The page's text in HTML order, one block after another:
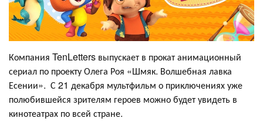
Компания TenLetters выпускает в прокат анимационный
сериал по проекту Олега Роя «Шмяк. Волшебная лавка
Есении». С 21 декабря мультфильм о приключениях уже
полюбившейся зрителям героев можно будет увидеть в
кинотеатрах по всей стране.